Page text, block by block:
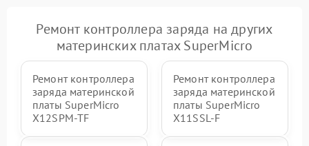
Ремонт контроллера заряда на других
материнских платах SuperMicro
Ремонт контроллера
заряда материнской
платы SuperMicro
X12SPM-TF
Ремонт контроллера
заряда материнской
платы SuperMicro
X11SSL-F